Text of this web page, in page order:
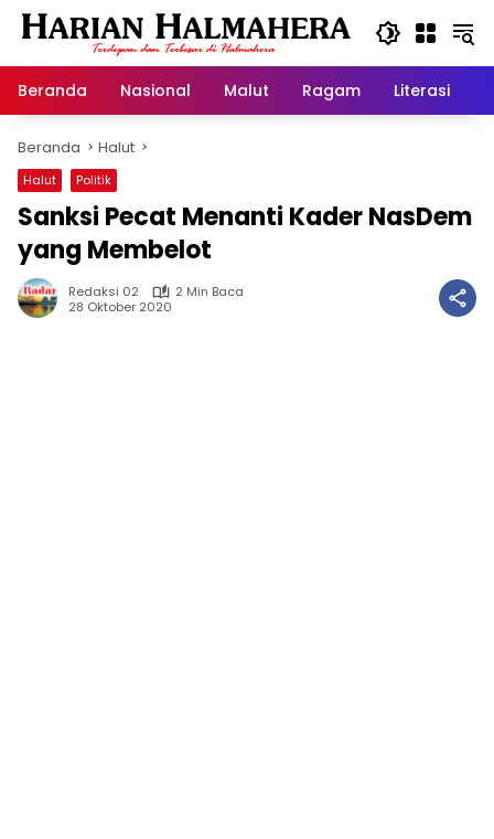
Langsung
Beranda
Nasional Malut Ragam Literasi
Beranda Halut
Halut Politik
Sanksi Pecat Menanti Kader NasDem
yang Membelot
Redaksi 02
2 Min Baca
28 Oktober 2020